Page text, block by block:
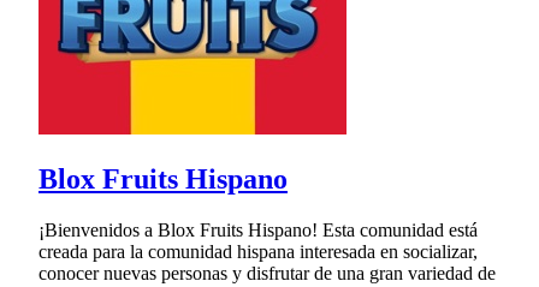
Blox Fruits Hispano
¡Bienvenidos a Blox Fruits Hispano! Esta comunidad está
creada para la comunidad hispana interesada en socializar,
conocer nuevas personas y disfrutar de una gran variedad de